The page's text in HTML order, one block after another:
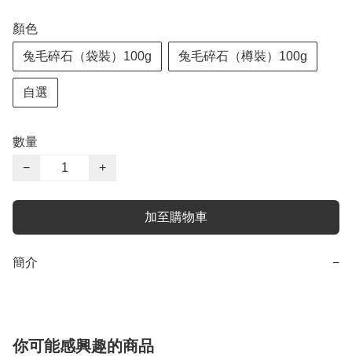
顏色
兔毛碎石（袋裝）100g 兔毛碎石（樽裝）100g
自選
數量
−
+
加至購物車
簡介 −
你可能感興趣的商品